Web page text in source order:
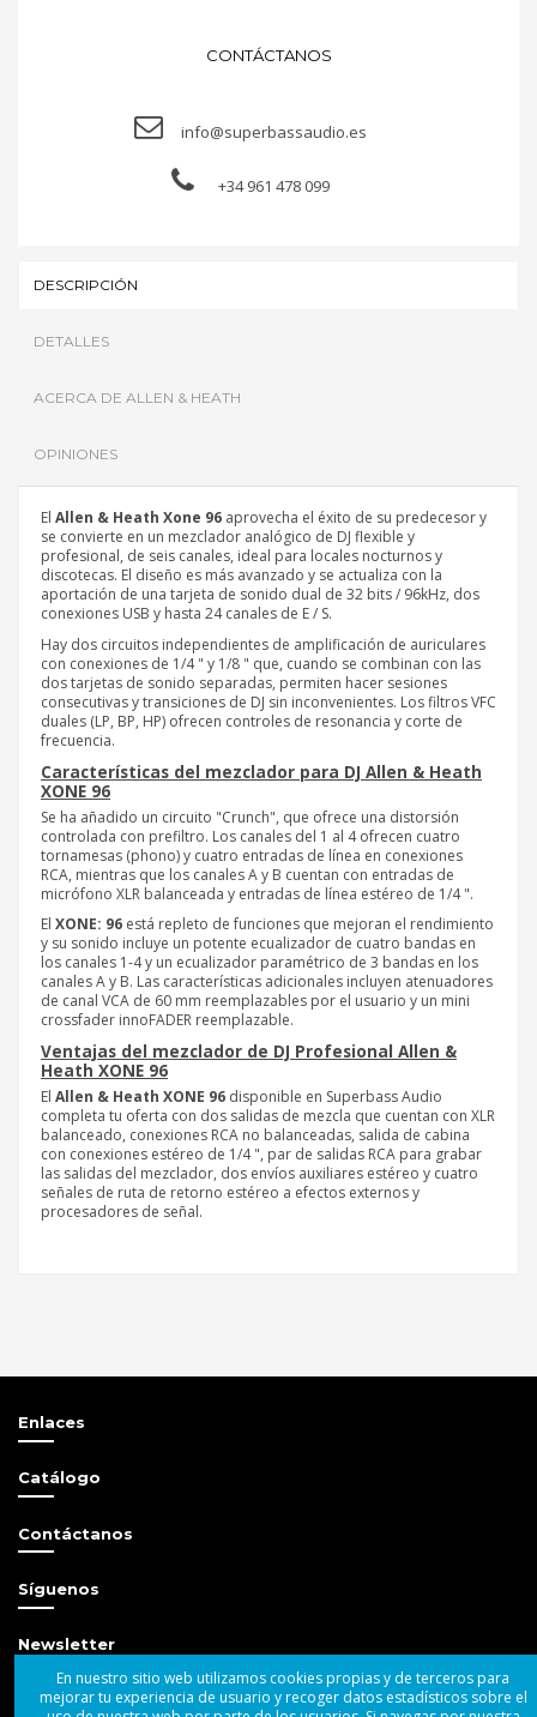
CONTÁCTANOS
info@superbassaudio.es
+34 961 478 099
DESCRIPCIÓN
DETALLES
ACERCA DE ALLEN & HEATH
OPINIONES
El Allen & Heath Xone 96 aprovecha el éxito de su predecesor y
se convierte en un mezclador analógico de DJ flexible y
profesional, de seis canales, ideal para locales nocturnos y
discotecas. El diseño es más avanzado y se actualiza con la
aportación de una tarjeta de sonido dual de 32 bits / 96kHz, dos
conexiones USB y hasta 24 canales de E / S.
Hay dos circuitos independientes de amplificación de auriculares
con conexiones de 1/4 " y 1/8 " que, cuando se combinan con las
dos tarjetas de sonido separadas, permiten hacer sesiones
consecutivas y transiciones de DJ sin inconvenientes. Los filtros VFC
duales (LP, BP, HP) ofrecen controles de resonancia y corte de
frecuencia.
Características del mezclador para DJ Allen & Heath
XONE 96
Se ha añadido un circuito "Crunch", que ofrece una distorsión
controlada con prefiltro. Los canales del 1 al 4 ofrecen cuatro
tornamesas (phono) y cuatro entradas de línea en conexiones
RCA, mientras que los canales A y B cuentan con entradas de
micrófono XLR balanceada y entradas de línea estéreo de 1/4 ".
El XONE: 96 está repleto de funciones que mejoran el rendimiento
y su sonido incluye un potente ecualizador de cuatro bandas en
los canales 1-4 y un ecualizador paramétrico de 3 bandas en los
canales A y B. Las características adicionales incluyen atenuadores
de canal VCA de 60 mm reemplazables por el usuario y un mini
crossfader innoFADER reemplazable.
Ventajas del mezclador de DJ Profesional Allen &
Heath XONE 96
El Allen & Heath XONE 96 disponible en Superbass Audio
completa tu oferta con dos salidas de mezcla que cuentan con XLR
balanceado, conexiones RCA no balanceadas, salida de cabina
con conexiones estéreo de 1/4 ", par de salidas RCA para grabar
las salidas del mezclador, dos envíos auxiliares estéreo y cuatro
señales de ruta de retorno estéreo a efectos externos y
procesadores de señal.
Enlaces
Catálogo
Contáctanos
Síguenos
Newsletter
En nuestro sitio web utilizamos cookies propias y de terceros para
mejorar tu experiencia de usuario y recoger datos estadísticos sobre el